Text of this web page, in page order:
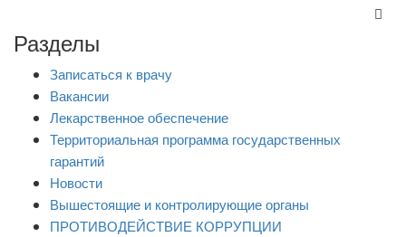
Разделы
Записаться к врачу
Вакансии
Лекарственное обеспечение
Территориальная программа государственных
гарантий
Новости
Вышестоящие и контролирующие органы
ПРОТИВОДЕЙСТВИЕ КОРРУПЦИИ